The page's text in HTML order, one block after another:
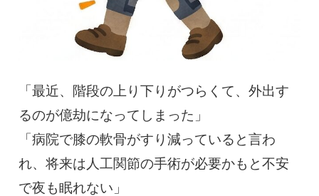
採用情報 コラム
治療電話相談はこちら
0120-117-560
※上記電話番号をタップで電話が繋がります
「最近、階段の上り下りがつらくて、外出す
るのが億劫になってしまった」
「病院で膝の軟骨がすり減っていると言わ
れ、将来は人工関節の手術が必要かもと不安
で夜も眠れない」